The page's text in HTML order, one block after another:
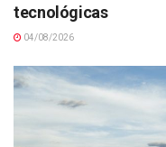
tecnológicas
04/08/2026